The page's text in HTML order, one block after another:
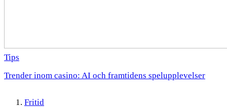
Tips
Trender inom casino: AI och framtidens spelupplevelser
Fritid